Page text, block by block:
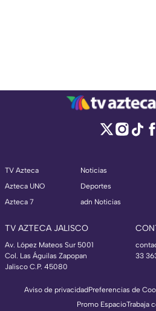
TV Azteca
Azteca UNO
Azteca 7
Noticias
Deportes
adn Noticias
TV AZTECA JALISCO
Av. López Mateos Sur 5001
Col. Las Águilas Zapopan
Jalisco C.P. 45080
33
Aviso de privacidadPreferencias de
Promo EspacioTrabaja